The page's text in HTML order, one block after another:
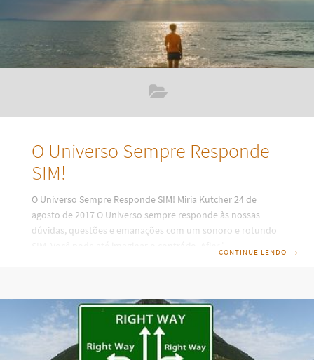
O Universo Sempre Responde
SIM!
O Universo Sempre Responde SIM! Miria Kutcher 24 de
agosto de 2017 O Universo sempre responde às nossas
dúvidas, questões e emanações com um sonoro e rotundo
se repetem. Acreditar e defender sempre as mesmas
verdades, que nos levam ao mesmo lugar. Como é que o
universo está me dando
CONTINUE LENDO →